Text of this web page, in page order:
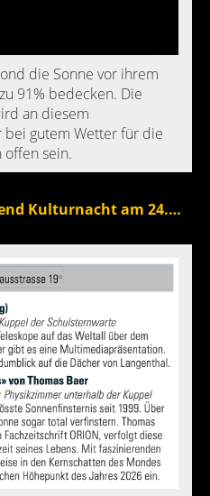
die Sonne vor ihrem
91% bedecken. Die
an diesem
gutem Wetter für die
offen sein.
Sternwarte offen während Kulturnacht am 24. April